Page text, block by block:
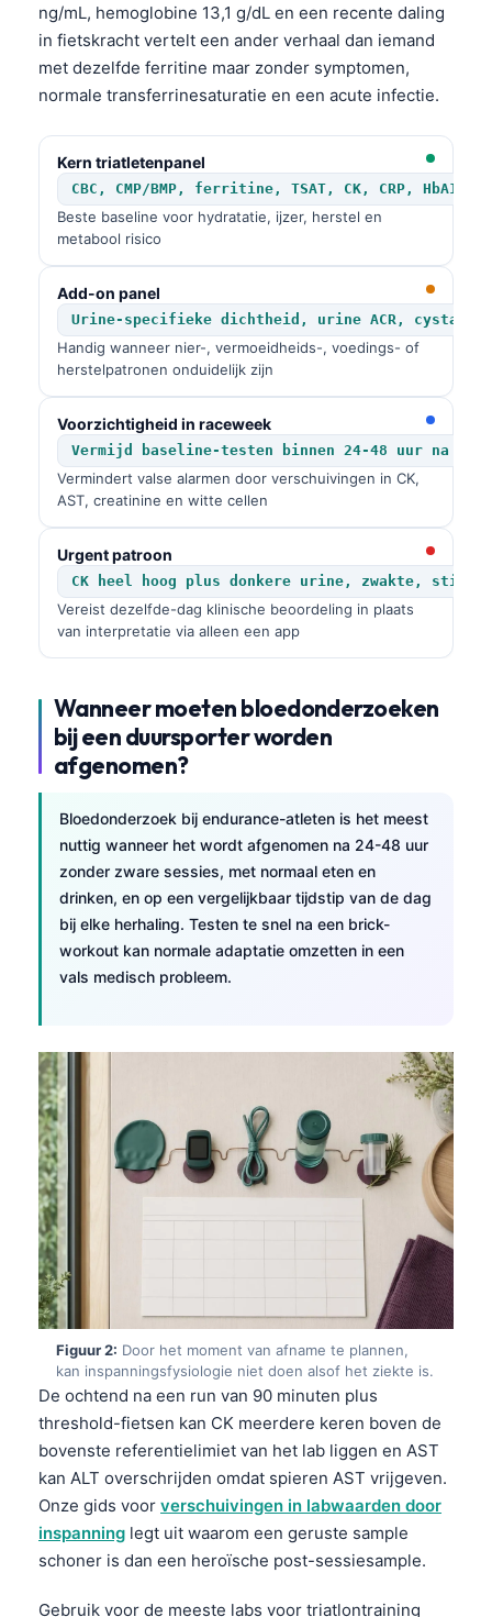
ng/mL, hemoglobine 13,1 g/dL en een recente daling
in fietskracht vertelt een ander verhaal dan iemand
met dezelfde ferritine maar zonder symptomen,
normale transferrinesaturatie en een acute infectie.
Kern triatletenpanel
CBC, CMP/BMP, ferritine, TSAT, CK, CRP,
Beste baseline voor hydratatie, ijzer, herstel en
metabool risico
Add-on panel
Urine-specifieke dichtheid, urine ACR,
Handig wanneer nier-, vermoeidheids-, voedings- of
herstelpatronen onduidelijk zijn
Voorzichtigheid in raceweek
Vermijd baseline-testen binnen 24-48 uur na
Vermindert valse alarmen door verschuivingen in CK,
AST, creatinine en witte cellen
Urgent patroon
CK heel hoog plus donkere urine, zwakte,
Vereist dezelfde-dag klinische beoordeling in plaats
van interpretatie via alleen een app
Wanneer moeten bloedonderzoeken
bij een duursporter worden
afgenomen?
Bloedonderzoek bij endurance-atleten is het meest
nuttig wanneer het wordt afgenomen na 24-48 uur
zonder zware sessies, met normaal eten en
drinken, en op een vergelijkbaar tijdstip van de dag
bij elke herhaling. Testen te snel na een brick-
workout kan normale adaptatie omzetten in een
vals medisch probleem.
Figuur 2: Door het moment van afname te plannen,
kan inspanningsfysiologie niet doen alsof het ziekte is.
De ochtend na een run van 90 minuten plus
threshold-fietsen kan CK meerdere keren boven de
bovenste referentielimiet van het lab liggen en AST
kan ALT overschrijden omdat spieren AST vrijgeven.
Onze gids voor verschuivingen in labwaarden door
inspanning legt uit waarom een geruste sample
schoner is dan een heroïsche post-sessiesample.
Gebruik voor de meeste labs voor triatlontraining